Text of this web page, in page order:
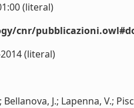
(literal)
cnr/
(literal)
J.; Lapenna, V.;